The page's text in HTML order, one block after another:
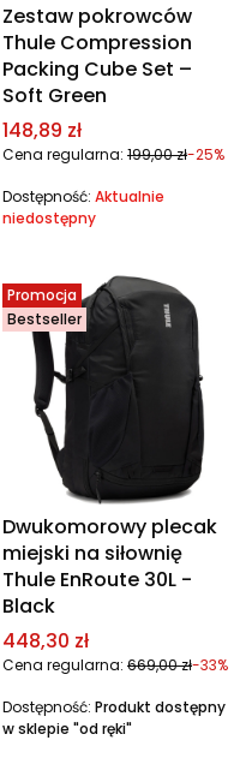
Zestaw pokrowców
Thule Compression
Packing Cube Set –
Soft Green
Cena promocyjna
148,89 zł
Cena regularna: 199,00 zł-25%
Dostępność: Aktualnie
niedostępny
Promocja
Bestseller
Dwukomorowy plecak
miejski na siłownię
Thule EnRoute 30L -
Black
Cena promocyjna
448,30 zł
Cena regularna: 669,00 zł-33%
Dostępność: Produkt dostępny
w sklepie "od ręki"